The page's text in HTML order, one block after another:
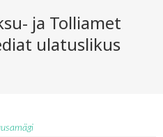
ja Tolliamet
ulatuslikus